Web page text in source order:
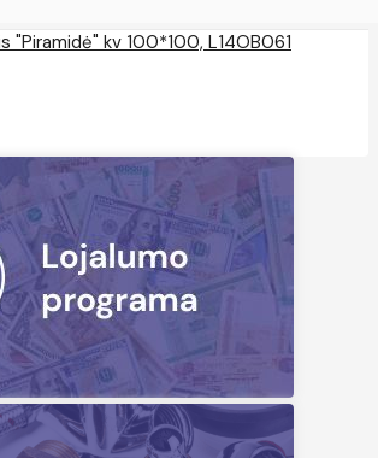
"Piramidė" kv 100*100, L14OB061